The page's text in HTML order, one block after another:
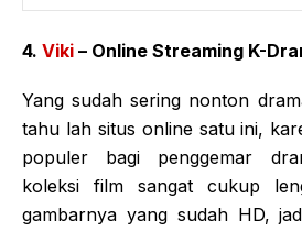
4. Viki – Online Streaming K-
Yang sudah sering nonton
tahu lah situs online satu ini,
populer bagi penggemar
koleksi film sangat cukup
gambarnya yang sudah HD,